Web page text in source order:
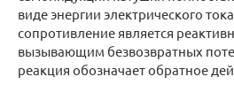
виде энергии электрического
сопротивление является
вызывающим безвозвратных
реакция обозначает обратное